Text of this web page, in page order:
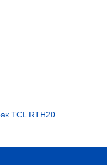
TCL RTH20